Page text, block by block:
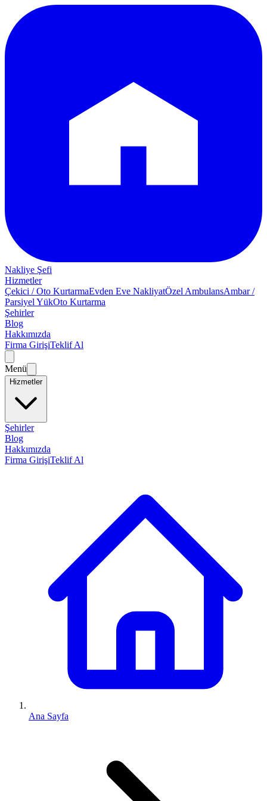
Nakliye Şefi
Hizmetler
Çekici / Oto KurtarmaEvden Eve NakliyatÖzel AmbulansAmbar /
Parsiyel YükOto Kurtarma
Şehirler
Blog
Hakkımızda
Firma GirişiTeklif Al
Menü
Hizmetler
Şehirler
Blog
Hakkımızda
Firma GirişiTeklif Al
Ana Sayfa